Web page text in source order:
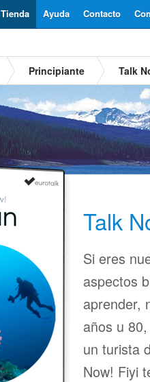
Contacto
Ayuda
Tienda
Principiante Talk
Talk
Si eres
aspectos
aprender,
años u
un turista
Now! Fiyi